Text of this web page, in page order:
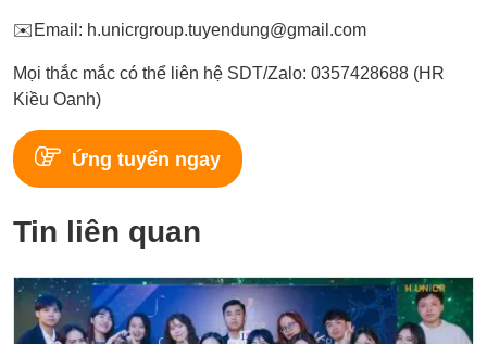
✉️Email: h.unicrgroup.tuyendung@gmail.com
Mọi thắc mắc có thể liên hệ SDT/Zalo: 0357428688 (HR
Kiều Oanh)
Ứng tuyển ngay
Tin liên quan